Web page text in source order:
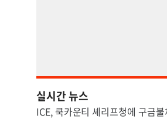
실시간 뉴스
ICE, 쿡카운티 셰리프청에 구금